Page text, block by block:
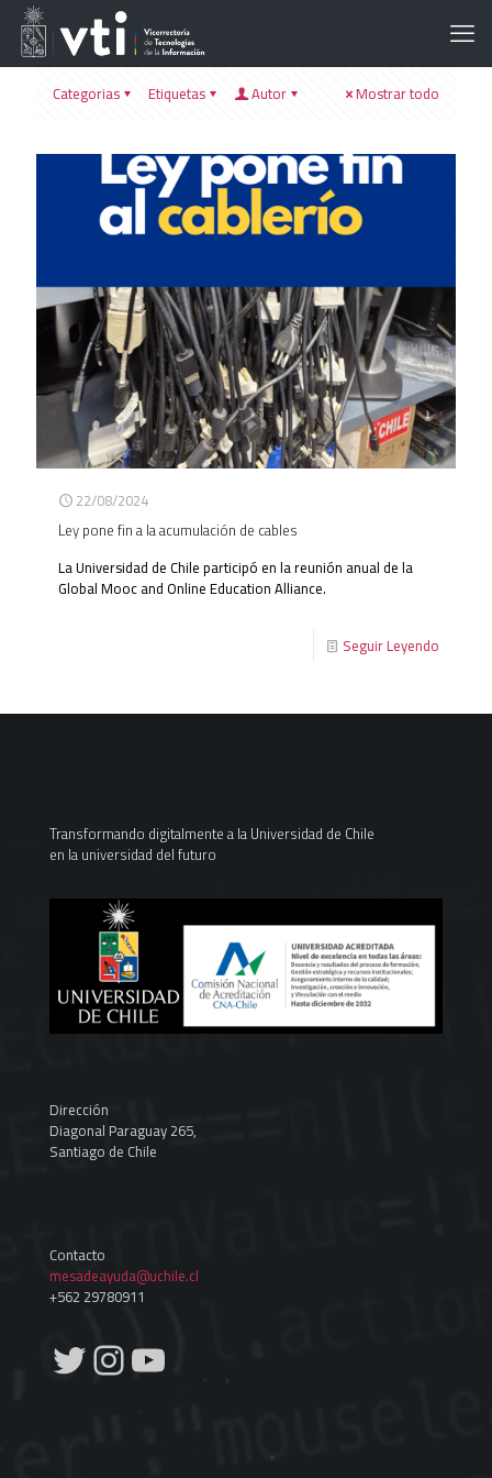
Categorias Etiquetas Autor Mostrar todo
22/08/2024
Ley pone fin a la acumulación de cables
La Universidad de Chile participó en la reunión anual de la
Global Mooc and Online Education Alliance.
Seguir Leyendo
Transformando digitalmente a la Universidad de Chile
en la universidad del futuro
Dirección
Diagonal Paraguay 265,
Santiago de Chile
Contacto
mesadeayuda@uchile.cl
+562 29780911
Twitter
Instagram
YouTube